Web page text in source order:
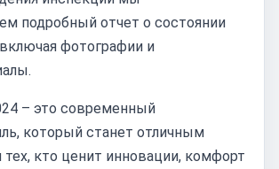
подробный отчет о состоянии
фотографии и
– это современный
который станет отличным
кто ценит инновации, комфорт